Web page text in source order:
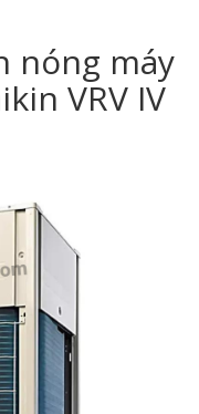
nóng máy
VRV IV